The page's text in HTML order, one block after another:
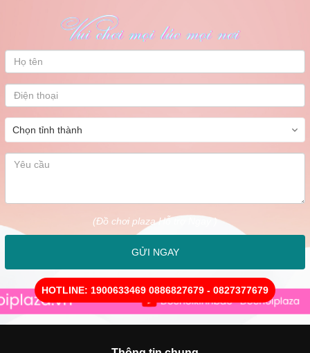
(Đồ chơi plaza Hỗ trợ Ngay )
GỬI NGAY
HOTLINE: 1900633469 0886827679 - 0827377679